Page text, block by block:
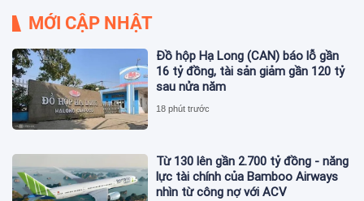
MỚI CẬP NHẬT
Đồ hộp Hạ Long (CAN) báo lỗ gần
16 tỷ đồng, tài sản giảm gần 120 tỷ
sau nửa năm
18 phút trước
Từ 130 lên gần 2.700 tỷ đồng - năng
lực tài chính của Bamboo Airways
nhìn từ công nợ với ACV